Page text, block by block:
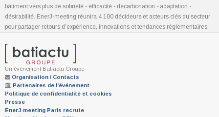
bâtiment vers plus de sobriété - efficacité - décarbonation - adaptation -
désirabilité. EnerJ-meeting réunira 4 100 décideurs et acteurs clés du secteur
pour partager retours d’expérience, innovations et tendances réglementaires.
Un événement Batiactu Groupe
Organisation / Contacts
Partenaires de l'événement
Politique de confidentialité et cookies
Presse
EnerJ-meeting Paris recrute